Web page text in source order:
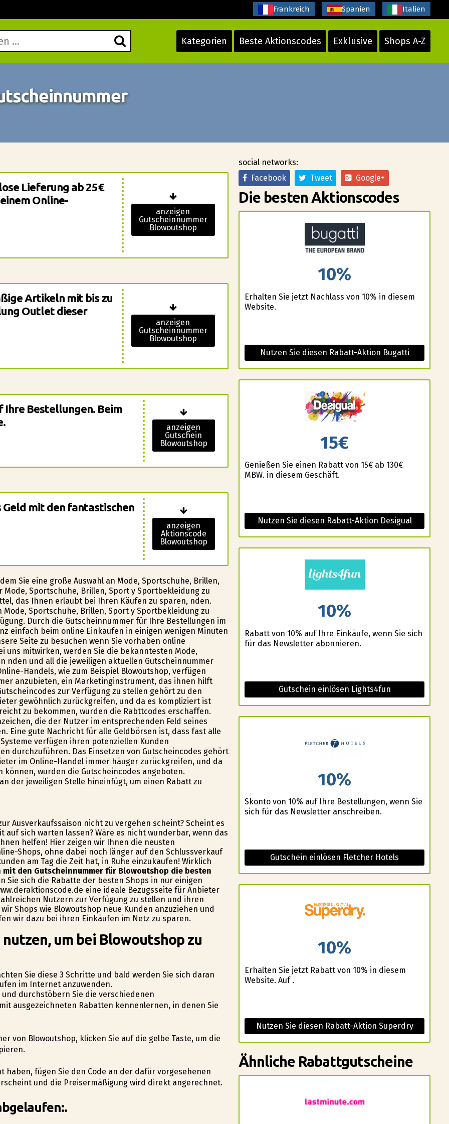
Kategorien Beste Aktionscodes Exklusive Shops A-Z
Frankreich Spanien Italien
Lieferung ab 25€
Online-
anzeigen
Gutscheinnummer
Blowoutshop
Artikeln mit bis zu
Outlet dieser
anzeigen
Gutscheinnummer
Blowoutshop
Ihre Bestellungen. Beim
anzeigen
Gutschein
Blowoutshop
Geld mit den fantastischen
anzeigen
Aktionscode
Blowoutshop
Sie eine große Auswahl an Mode, Sportschuhe, Brillen,
Sportschuhe, Brillen, Sport y Sportbekleidung zu
das Ihnen erlaubt bei Ihren Käufen zu sparen, finden.
Sportschuhe, Brillen, Sport y Sportbekleidung zu
Durch die Gutscheinnummer für Ihre Bestellungen im
einfach beim online Einkaufen in einigen wenigen Minuten
Seite zu besuchen wenn Sie vorhaben online
uns mitwirken, werden Sie die bekanntesten Mode,
und all die jeweiligen aktuellen Gutscheinnummer
Handels, wie zum Beispiel Blowoutshop, verfügen
anzubieten, ein Marketinginstrument, das ihnen hilft
zur Verfügung zu stellen gehört zu den
gewöhnlich zurückgreifen, und da es kompliziert ist
zu bekommen, wurden die Rabttcodes erschaffen.
die der Nutzer im entsprechenden Feld seines
Eine gute Nachricht für alle Geldbörsen ist, dass fast alle
verfügen ihren potenziellen Kunden
durchzuführen. Das Einsetzen von Gutscheincodes gehört
im Online-Handel immer häufiger zurückgreifen, und da
wurden die Gutscheincodes angeboten.
der jeweiligen Stelle hineinfügt, um einen Rabatt zu
Ausverkaufssaison nicht zu vergehen scheint? Scheint es
sich warten lassen? Wäre es nicht wunderbar, wenn das
helfen! Hier zeigen wir Ihnen die neusten
Shops, ohne dabei noch länger auf den Schlussverkauf
am Tag die Zeit hat, in Ruhe einzukaufen! Wirklich
mit den Gutscheinnummer für Blowoutshop die besten
Sie sich die Rabatte der besten Shops in nur einigen
eine ideale Bezugsseite für Anbieter
Nutzern zur Verfügung zu stellen und ihren
Shops wie Blowoutshop neue Kunden anzuziehen und
wir dazu bei ihren Einkäufen im Netz zu sparen.
um bei Blowoutshop zu
Sie diese 3 Schritte und bald werden Sie sich daran
im Internet anzuwenden.
durchstöbern Sie die verschiedenen
ausgezeichneten Rabatten kennenlernen, in denen Sie
von Blowoutshop, klicken Sie auf die gelbe Taste, um die
fügen Sie den Code an der dafür vorgesehenen
und die Preisermäßigung wird direkt angerechnet.
social networks:
Facebook
Tweet Google+
Die besten Aktionscodes
10%
Erhalten Sie jetzt Nachlass von 10% in diesem
Website.
Nutzen Sie diesen Rabatt-Aktion Bugatti
15€
Genießen Sie einen Rabatt von 15€ ab 130€
MBW. in diesem Geschäft.
Nutzen Sie diesen Rabatt-Aktion Desigual
10%
Rabatt von 10% auf Ihre Einkäufe, wenn Sie sich
für das Newsletter abonnieren.
Gutschein einlösen Lights4fun
10%
Skonto von 10% auf Ihre Bestellungen, wenn Sie
sich für das Newsletter anschreiben.
Gutschein einlösen Fletcher Hotels
10%
Erhalten Sie jetzt Rabatt von 10% in diesem
Website. Auf .
Nutzen Sie diesen Rabatt-Aktion Superdry
Ähnliche Rabattgutscheine